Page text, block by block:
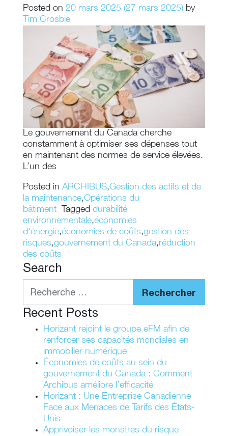
Posted on 20 mars 2025 (27 mars 2025) by
Tim Crosbie
Le gouvernement du Canada cherche
constamment à optimiser ses dépenses tout
en maintenant des normes de service élevées.
L’un des
Posted in ARCHIBUS,Gestion des actifs et de
la maintenance,Opérations du
bâtiment
Tagged durabilité
environnementale,économies
d'énergie,économies de coûts,gestion des
risques,gouvernement du Canada,réduction
des coûts
Search
Recent Posts
Horizant rejoint le groupe eFM afin de
renforcer ses capacités mondiales en
immobilier numérique
Économies de coûts au sein du
gouvernement du Canada : Comment
Archibus améliore l’efficacité
Horizant : Une Entreprise Canadienne
Face aux Menaces de Tarifs des États-
Unis
Apprivoiser les monstres du risque